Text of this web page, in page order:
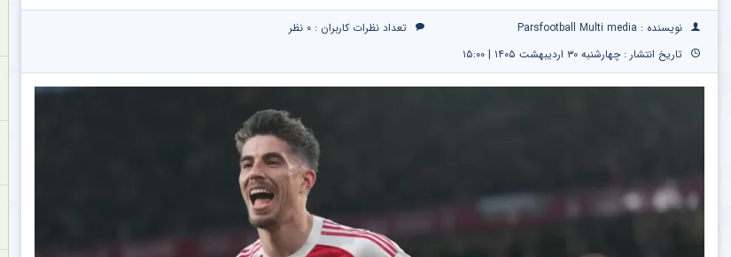
نویسنده : Parsfootball Multi media تعداد نظرات کاربران : ۰ نظر
تاریخ انتشار : چهارشنبه ۳۰ اردیبهشت ۱۴۰۵ | ۱۵:۰۰